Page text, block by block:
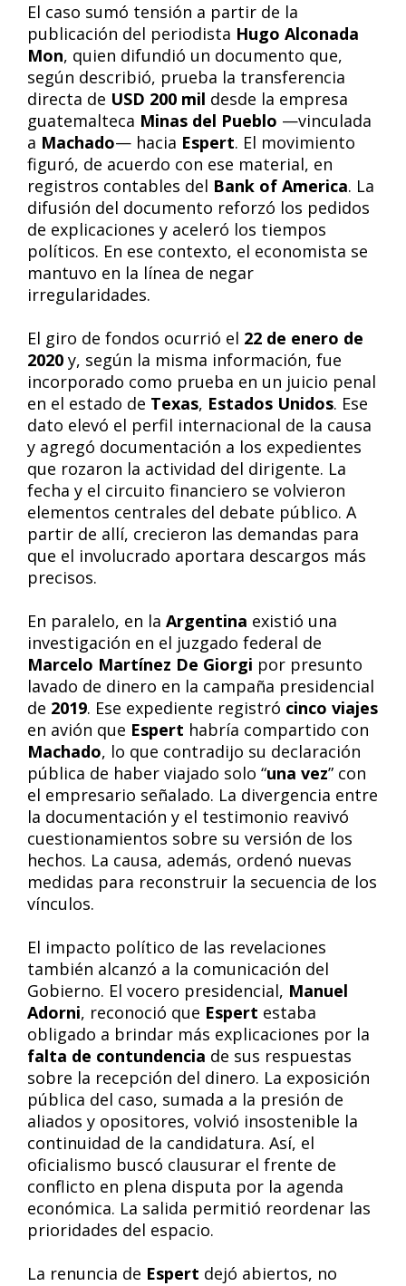
El caso sumó tensión a partir de la
publicación del periodista Hugo Alconada
Mon, quien difundió un documento que,
según describió, prueba la transferencia
directa de USD 200 mil desde la empresa
guatemalteca Minas del Pueblo —vinculada
a Machado— hacia Espert. El movimiento
figuró, de acuerdo con ese material, en
registros contables del Bank of America. La
difusión del documento reforzó los pedidos
de explicaciones y aceleró los tiempos
políticos. En ese contexto, el economista se
mantuvo en la línea de negar
irregularidades.
El giro de fondos ocurrió el 22 de enero de
2020 y, según la misma información, fue
incorporado como prueba en un juicio penal
en el estado de Texas, Estados Unidos. Ese
dato elevó el perfil internacional de la causa
y agregó documentación a los expedientes
que rozaron la actividad del dirigente. La
fecha y el circuito financiero se volvieron
elementos centrales del debate público. A
partir de allí, crecieron las demandas para
que el involucrado aportara descargos más
precisos.
En paralelo, en la Argentina existió una
investigación en el juzgado federal de
Marcelo Martínez De Giorgi por presunto
lavado de dinero en la campaña presidencial
de 2019. Ese expediente registró cinco viajes
en avión que Espert habría compartido con
Machado, lo que contradijo su declaración
pública de haber viajado solo “una vez” con
el empresario señalado. La divergencia entre
la documentación y el testimonio reavivó
cuestionamientos sobre su versión de los
hechos. La causa, además, ordenó nuevas
medidas para reconstruir la secuencia de los
vínculos.
El impacto político de las revelaciones
también alcanzó a la comunicación del
Gobierno. El vocero presidencial, Manuel
Adorni, reconoció que Espert estaba
obligado a brindar más explicaciones por la
falta de contundencia de sus respuestas
sobre la recepción del dinero. La exposición
pública del caso, sumada a la presión de
aliados y opositores, volvió insostenible la
continuidad de la candidatura. Así, el
oficialismo buscó clausurar el frente de
conflicto en plena disputa por la agenda
económica. La salida permitió reordenar las
prioridades del espacio.
La renuncia de Espert dejó abiertos, no